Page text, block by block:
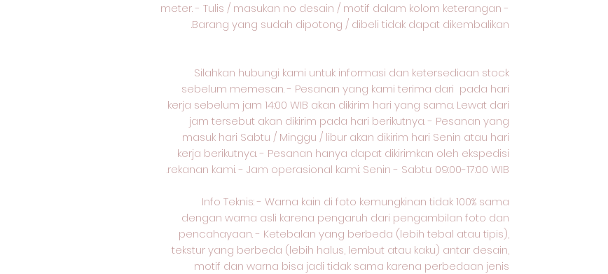
meter. - Tulis / masukan no desain / motif dalam kolom keterangan -
Barang yang sudah dipotong / dibeli tidak dapat dikembalikan.
Silahkan hubungi kami untuk informasi dan ketersediaan stock
sebelum memesan. - Pesanan yang kami terima dari pada hari
kerja sebelum jam 14:00 WIB akan dikirim hari yang sama. Lewat dari
jam tersebut akan dikirim pada hari berikutnya. - Pesanan yang
masuk hari Sabtu / Minggu / libur akan dikirim hari Senin atau hari
kerja berikutnya. - Pesanan hanya dapat dikirimkan oleh ekspedisi
rekanan kami. - Jam operasional kami: Senin - Sabtu: 09:00-17:00 WIB.
Info Teknis: - Warna kain di foto kemungkinan tidak 100% sama
dengan warna asli karena pengaruh dari pengambilan foto dan
pencahayaan. - Ketebalan yang berbeda (lebih tebal atau tipis),
tekstur yang berbeda (lebih halus, lembut atau kaku) antar desain,
motif dan warna bisa jadi tidak sama karena perbedaan jenis